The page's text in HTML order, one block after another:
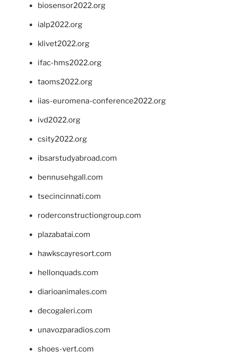
biosensor2022.org
ialp2022.org
klivet2022.org
ifac-hms2022.org
taoms2022.org
iias-euromena-conference2022.org
ivd2022.org
csity2022.org
ibsarstudyabroad.com
bennusehgall.com
tsecincinnati.com
roderconstructiongroup.com
plazabatai.com
hawkscayresort.com
hellonquads.com
diarioanimales.com
decogaleri.com
unavozparadios.com
shoes-vert.com